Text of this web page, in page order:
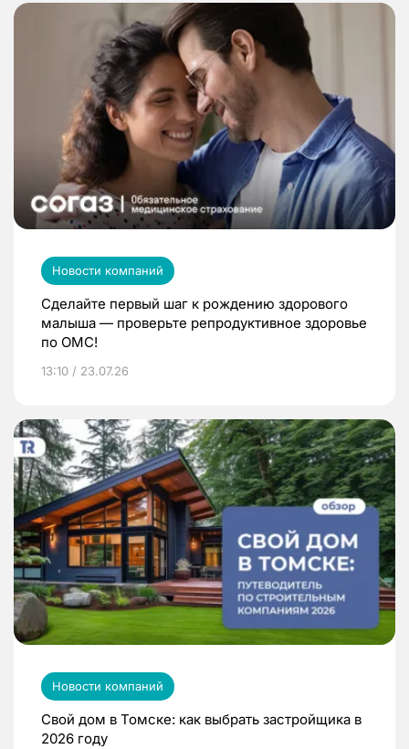
Новости компаний
Сделайте первый шаг к рождению здорового
малыша — проверьте репродуктивное здоровье
по ОМС!
13:10 / 23.07.26
Новости компаний
Свой дом в Томске: как выбрать застройщика в
2026 году